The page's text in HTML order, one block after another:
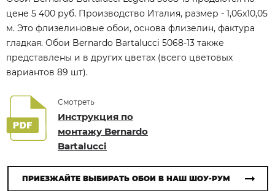
цене 5 400 руб. Производство Италия, размер - 1,06x10,05
м. Это флизелиновые обои, основа флизелин, фактура
гладкая. Обои Bernardo Bartalucci 5068-13 также
представлены и в других цветах (всего цветовых
вариантов 89 шт).
Смотреть
Инструкция по
монтажу Bernardo
Bartalucci
ПРИЕЗЖАЙТЕ ВЫБИРАТЬ ОБОИ В НАШ ШОУ-РУМ